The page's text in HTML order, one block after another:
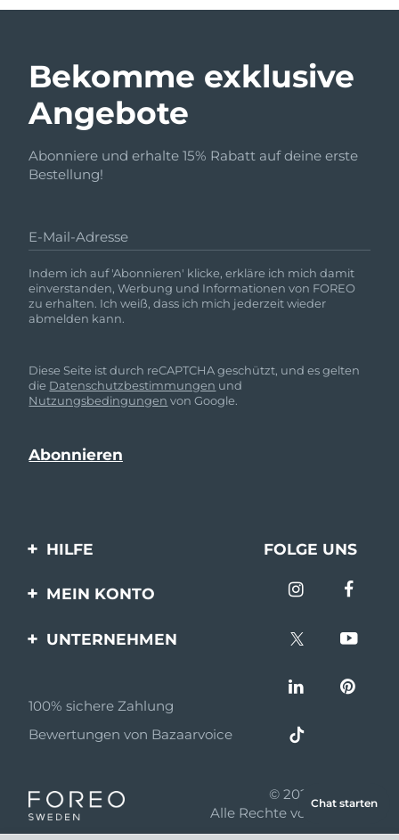
Bekomme exklusive
Angebote
Abonniere und erhalte 15% Rabatt auf deine erste
Bestellung!
E-Mail-Adresse
Indem ich auf 'Abonnieren' klicke, erkläre ich mich damit
einverstanden, Werbung und Informationen von FOREO
zu erhalten. Ich weiß, dass ich mich jederzeit wieder
abmelden kann.
Diese Seite ist durch reCAPTCHA geschützt, und es gelten
die Datenschutzbestimmungen und
Nutzungsbedingungen von Google.
HILFE
Kontaktiere uns
FOLGE UNS
MEIN KONTO
UNTERNEHMEN
Partnerprogramm
Partner Nachrichten
Einzelhändler
100% sichere Zahlung
Bewertungen von Bazaarvoice
© 2026 FOREO
Alle Rechte vorbehalten
Chat starten